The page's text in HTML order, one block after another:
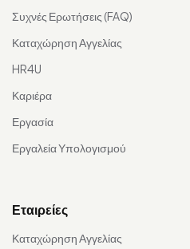
Συχνές Ερωτήσεις (FAQ)
Καταχώρηση Αγγελίας
HR4U
Καριέρα
Εργασία
Εργαλεία Υπολογισμού
Εταιρείες
Καταχώρηση Αγγελίας